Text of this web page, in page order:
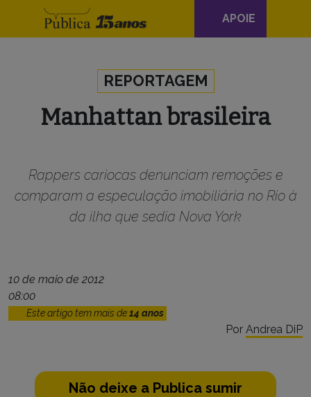
Navegação
principal
APOIE
REPORTAGEM
Manhattan brasileira
Rappers cariocas denunciam remoções e
comparam a especulação imobiliária no Rio à
da ilha que sedia Nova York
10 de maio de 2012
08:00
Este artigo tem mais de14 anos
Por Andrea DiP
Não deixe a Publica sumir